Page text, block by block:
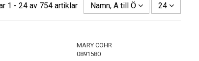
1 - 24 av 754 artiklar Namn, A till Ö 24
MARY COHR
0891580